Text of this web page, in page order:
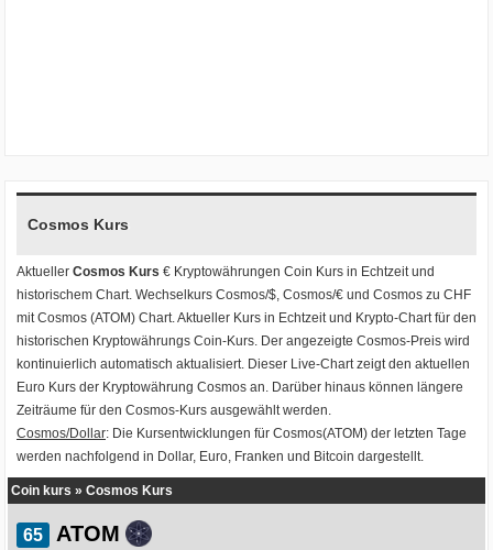
Cosmos Kurs
Aktueller Cosmos Kurs € Kryptowährungen Coin Kurs in Echtzeit und
historischem Chart. Wechselkurs Cosmos/$, Cosmos/€ und Cosmos zu CHF
mitCosmos (ATOM) Chart. Aktueller Kurs in Echtzeit und Krypto-Chart für den
historischen Kryptowährungs Coin-Kurs. Der angezeigte Cosmos-Preis wird
kontinuierlich automatisch aktualisiert. Dieser Live-Chart zeigt den aktuellen
Euro Kurs der Kryptowährung Cosmos an. Darüber hinaus können längere
Zeiträume für den Cosmos-Kurs ausgewählt werden.
Cosmos/Dollar: Die Kursentwicklungen für Cosmos(ATOM) der letzten Tage
werden nachfolgend in Dollar, Euro, Franken und Bitcoin dargestellt.
Coin kurs » Cosmos Kurs
ATOM